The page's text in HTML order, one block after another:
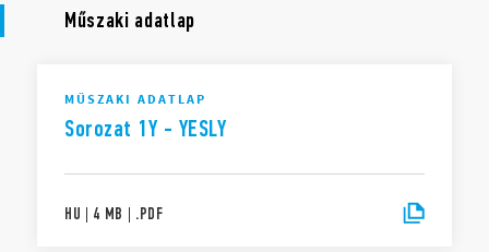
Műszaki adatlap
MŰSZAKI ADATLAP
Sorozat 1Y - YESLY
HU | 4 MB | .PDF